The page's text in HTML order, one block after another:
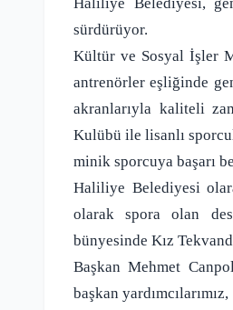
sürdürüyor.
Kültür ve Sosyal İşler
antrenörler eşliğinde
akranlarıyla kaliteli
Kulübü ile lisanlı
minik sporcuya başarı
Haliliye Belediyesi
olarak spora olan
bünyesinde Kız
Başkan Mehmet
başkan